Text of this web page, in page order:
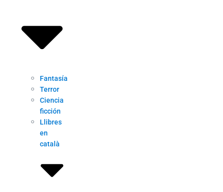
Fantasía
Terror
Ciencia
ficción
Llibres
en
català